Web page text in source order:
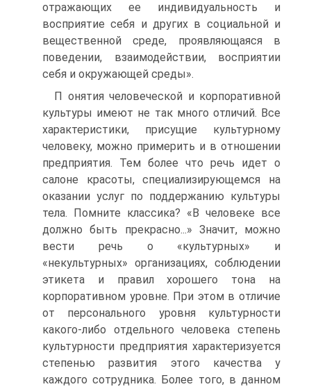
отражающих ее индивидуальность и
восприятие себя и других в социальной и
вещественной среде, проявляющаяся в
поведении, взаимодействии, восприятии
себя и окружающей среды».
П онятия человеческой и корпоративной
культуры имеют не так много отличий. Все
характеристики, присущие культурному
человеку, можно примерить и в отношении
предприятия. Тем более что речь идет о
салоне красоты, специализирующемся на
оказании услуг по поддержанию культуры
тела. Помните классика? «В человеке все
должно быть прекрасно...» Значит, можно
вести речь о «культурных» и
«некультурных» организациях, соблюдении
этикета и правил хорошего тона на
корпоративном уровне. При этом в отличие
от персонального уровня культурности
какого-либо отдельного человека степень
культурности предприятия характеризуется
степенью развития этого качества у
каждого сотрудника. Более того, в данном